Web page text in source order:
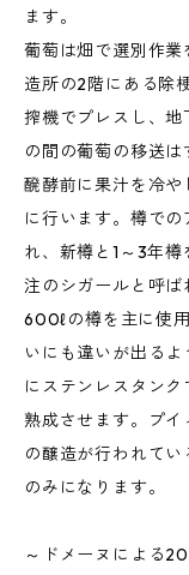
ます。
葡萄は畑で選別作
造所の2階にある除
搾機でプレスし、
の間の葡萄の移送
醗酵前に果汁を冷
に行います。樽で
れ、新樽と1～3年
注のシガールと呼
600ℓの樽を主に使
いにも違いが出る
にステンレスタン
熟成させます。プ
の醸造が行われて
のみになります。
～ドメーヌによる